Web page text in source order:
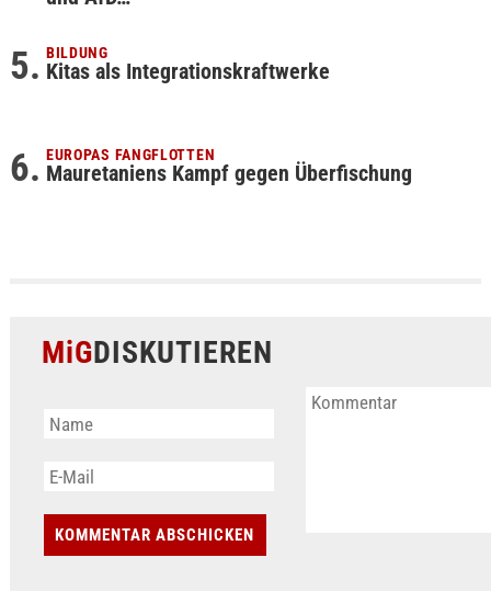
BILDUNG
Kitas als Integrationskraftwerke
EUROPAS FANGFLOTTEN
Mauretaniens Kampf gegen Überfischung
MiGDISKUTIEREN